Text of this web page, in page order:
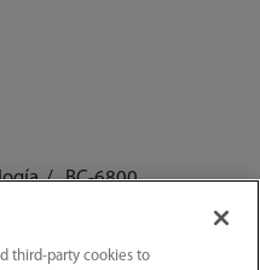
BC-6800
third-party cookies to